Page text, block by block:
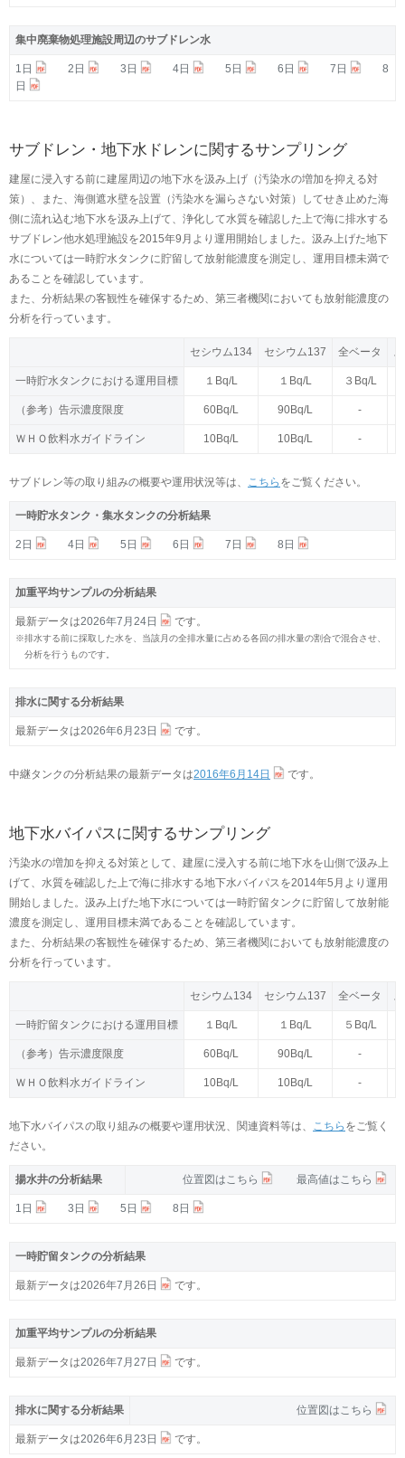
集中廃棄物処理施設周辺のサブドレン水
1日 2日 3日 4日 5日 6日 7日
8
日
サブドレン・地下水ドレンに関するサンプリング
建屋に浸入する前に建屋周辺の地下水を汲み上げ（汚染水の増加を抑える対
策）、また、海側遮水壁を設置（汚染水を漏らさない対策）してせき止めた海
側に流れ込む地下水を汲み上げて、浄化して水質を確認した上で海に排水する
サブドレン他水処理施設を2015年9月より運用開始しました。汲み上げた地下
水については一時貯水タンクに貯留して放射能濃度を測定し、運用目標未満で
あることを確認しています。
また、分析結果の客観性を確保するため、第三者機関においても放射能濃度の
分析を行っています。
セシウム134 セシウム137 全ベータ
一時貯水タンクにおける運用目標 １Bq/L １Bq/L ３Bq/L
（参考）告示濃度限度 60Bq/L 90Bq/L -
ＷＨＯ飲料水ガイドライン 10Bq/L 10Bq/L -
セシウム134 セシウム137 全ベータ
一時貯水タンクにおける運用目標 １Bq/L １Bq/L ３Bq/L
（参考）告示濃度限度 60Bq/L 90Bq/L -
ＷＨＯ飲料水ガイドライン 10Bq/L 10Bq/L -
サブドレン等の取り組みの概要や運用状況等は、 こちら をご覧ください。
一時貯水タンク・集水タンクの分析結果
2日 4日 5日 6日 7日 8日
加重平均サンプルの分析結果
最新データは2026年7月24日 です。
※排水する前に採取した水を、当該月の全排水量に占める各回の排水量の割合で混合させ、
分析を行うものです。
排水に関する分析結果
最新データは2026年6月23日 です。
中継タンクの分析結果の最新データは2016年6月14日 です。
地下水バイパスに関するサンプリング
汚染水の増加を抑える対策として、建屋に浸入する前に地下水を山側で汲み上
げて、水質を確認した上で海に排水する地下水バイパスを2014年5月より運用
開始しました。汲み上げた地下水については一時貯留タンクに貯留して放射能
濃度を測定し、運用目標未満であることを確認しています。
また、分析結果の客観性を確保するため、第三者機関においても放射能濃度の
分析を行っています。
セシウム134 セシウム137 全ベータ
一時貯留タンクにおける運用目標 １Bq/L １Bq/L ５Bq/L
（参考）告示濃度限度 60Bq/L 90Bq/L -
ＷＨＯ飲料水ガイドライン 10Bq/L 10Bq/L -
セシウム134 セシウム137 全ベータ
一時貯留タンクにおける運用目標 １Bq/L １Bq/L ５Bq/L
（参考）告示濃度限度 60Bq/L 90Bq/L -
ＷＨＯ飲料水ガイドライン 10Bq/L 10Bq/L -
地下水バイパスの取り組みの概要や運用状況、関連資料等は、 こちら をご覧く
ださい。
揚水井の分析結果 位置図はこちら 最高値はこちら
1日 3日 5日 8日
一時貯留タンクの分析結果
最新データは2026年7月26日 です。
加重平均サンプルの分析結果
最新データは2026年7月27日 です。
排水に関する分析結果 位置図はこちら
最新データは2026年6月23日 です。